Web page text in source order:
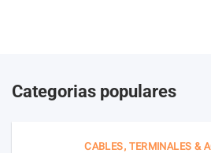
Categorias populares
CABLES, TERMINALES &